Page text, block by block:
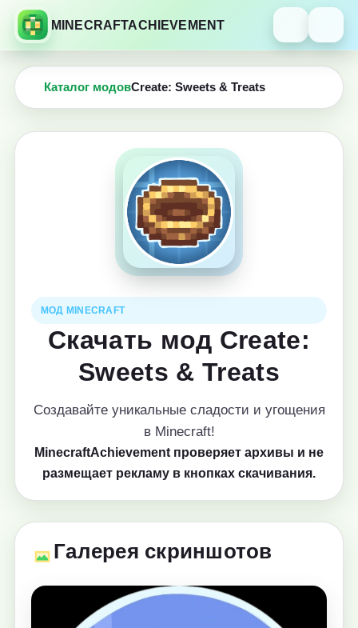
MINECRAFTACHIEVEMENT
Каталог модовCreate: Sweets & Treats
МОД MINECRAFT
Скачать мод Create:
Sweets & Treats
Создавайте уникальные сладости и угощения
в Minecraft!
MinecraftAchievement проверяет архивы и не
размещает рекламу в кнопках скачивания.
Галерея скриншотов